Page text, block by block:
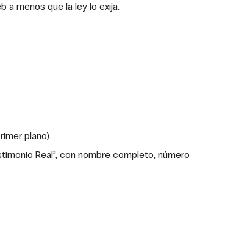
a menos que la ley lo exija.
plano).
Real”, con nombre completo, número